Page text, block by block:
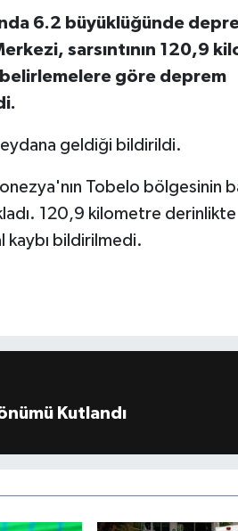
6.2 büyüklüğünde
sarsıntının 120,9
göre deprem
geldiği bildirildi.
Tobelo bölgesinin
120,9 kilometre derinlikte
kaybı bildirilmedi.
Kutlandı